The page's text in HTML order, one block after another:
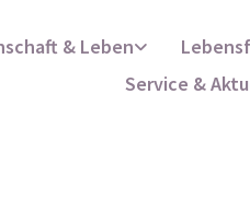
& Leben
Service &